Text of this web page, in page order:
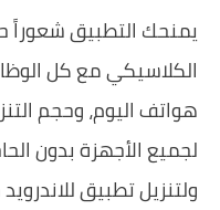
يمنحك التطبيق شعوراً
الكلاسيكي مع كل
هواتف اليوم، وحجم
لجميع الأجهزة بدون
ولتنزيل تطبيق